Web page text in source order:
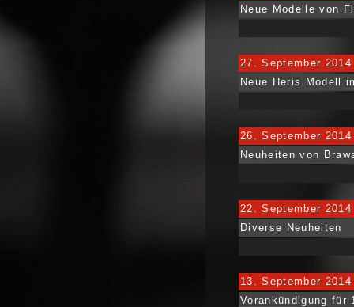
Neue Modelle von
27. September 2014
Neue Heris Modell
26. September 2014
Neuheiten von
22. September 2014
Diverse Neuheiten
13. September 2014
Vorankündigung für